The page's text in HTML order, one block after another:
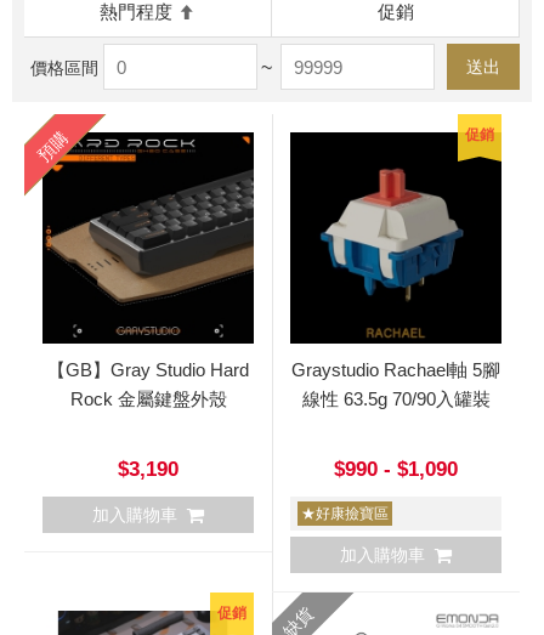
熱門程度 促銷
價格區間 ~ 送出
預購
【GB】Gray Studio Hard
Rock 金屬鍵盤外殼
$3,190
加入購物車
促銷
Graystudio Rachael軸 5腳
線性 63.5g 70/90入罐裝
$990 - $1,090
★好康撿寶區
加入購物車
促銷 缺貨